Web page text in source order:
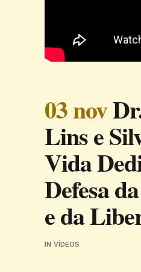
03 nov
Lins e
Vida
Defesa
e da
IN VÍDEOS